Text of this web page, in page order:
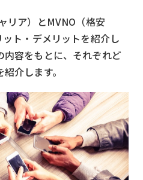
リア）とMVNO（格安
ト・デメリットを紹介し
容をもとに、それぞれど
介します。